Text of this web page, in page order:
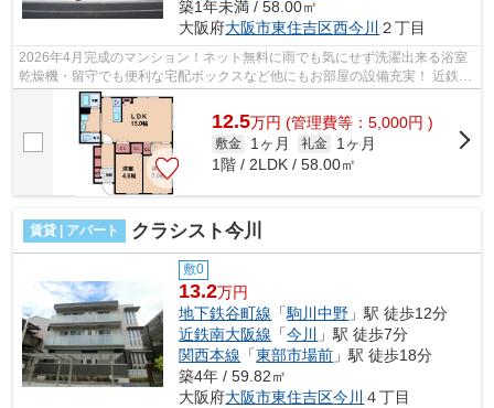
築1年未満 / 58.00㎡
大阪府大阪市東住吉区西今川 ２丁目
2026年4月完成のマンション！ネット無料に雨でも気にせず洗濯出来る浴室
乾燥機・留守でも便利な宅配ボックスなど他にもお部屋の設備充実！ 近鉄南
大阪線・北田辺駅や大阪メトロ谷町線...
12.5万円 (管理費等：5,000円 )
敷金 1ヶ月 礼金
1ヶ月
1階 / 2LDK / 58.00㎡
賃貸 | アパート クラシスト今川
敷0
13.2万円
地下鉄谷町線 「駒川中野 」駅 徒歩12分
近鉄南大阪線 「今川
」駅 徒歩7分
関西本線 「東部市場前 」駅 徒歩18分
築4年 / 59.82㎡
大阪府大阪市東住吉区今川 ４丁目